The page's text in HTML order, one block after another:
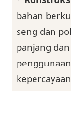
bahan
seng dan
panjang